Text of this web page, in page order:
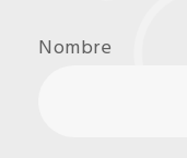
Nombre